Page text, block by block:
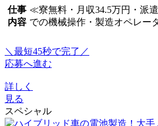
仕事
内容
≪寮無料・月収34.5万円・派
での機械操作・製造オペレー
＼最短45秒で完了／
応募へ進む
詳しく
見る
スペシャル